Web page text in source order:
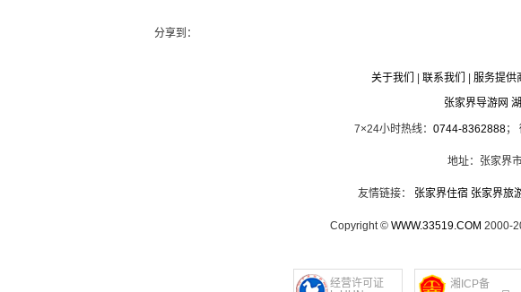
分享到：
关于我们 联系我们 服务提供
张家界导游网
7×24小时热线： 0744-8362888；
地址：张家界
友情链接： 张家界住宿 张家界旅
Copyright © WWW.33519.COM 2000-
经营许可证
湘ICP备